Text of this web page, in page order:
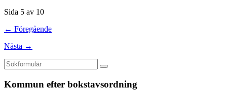
Sida 5 av 10
← Föregående
Nästa →
Kommun efter bokstavsordning